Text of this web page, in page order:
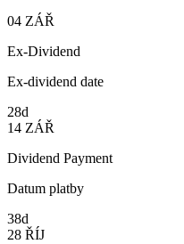
04 ZÁŘ
Ex-Dividend
Ex-dividend date
28d
14 ZÁŘ
Dividend Payment
Datum platby
38d
28 ŘÍJ